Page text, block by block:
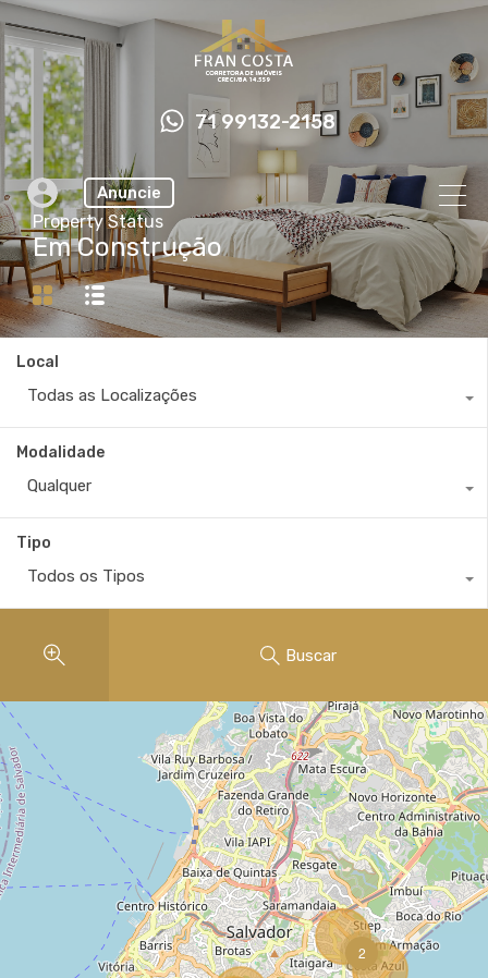
71 99132-2158
Anuncie
Property Status
Em Construção
Local
Todas as Localizações
Modalidade
Qualquer
Tipo
Todos os Tipos
Buscar
2